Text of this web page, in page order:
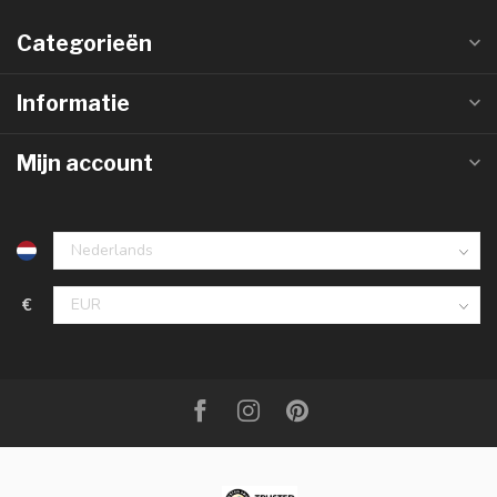
Categorieën
Informatie
Mijn account
€